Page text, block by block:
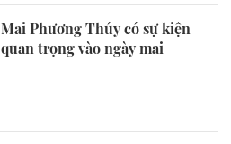
Mai Phương Thúy có sự kiện
quan trọng vào ngày mai